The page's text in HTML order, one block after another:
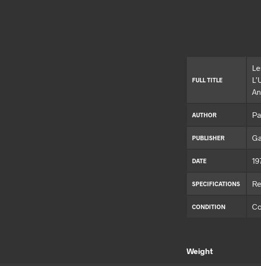
FULL TITLE
AUTHOR
PUBLISHER
DATE
SPECIFICATIONS
CONDITION
Weight